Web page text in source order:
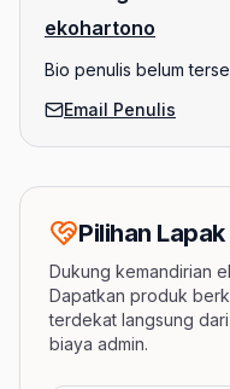
ekohartono
Bio penulis belum
Email Penulis
Pilihan
Dukung kemandirian
Dapatkan produk
terdekat langsung
biaya admin.